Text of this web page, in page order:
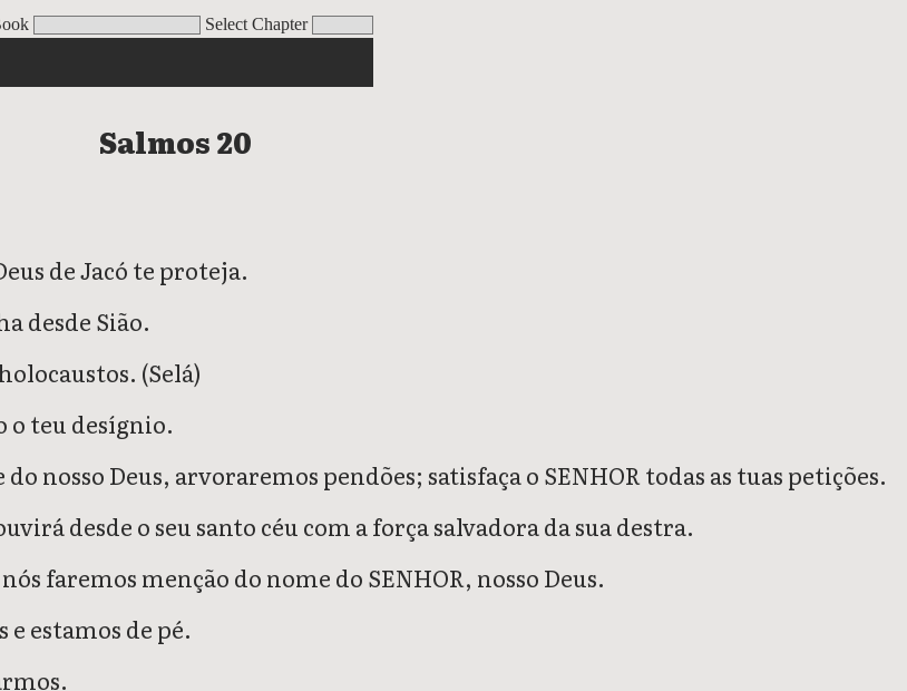
Select Chapter
Salmos 20
de Jacó te proteja.
desde Sião.
(Selá)
o teu desígnio.
nosso Deus, arvoraremos pendões; satisfaça o SENHOR todas as tuas petições.
desde o seu santo céu com a força salvadora da sua destra.
faremos menção do nome do SENHOR, nosso Deus.
estamos de pé.